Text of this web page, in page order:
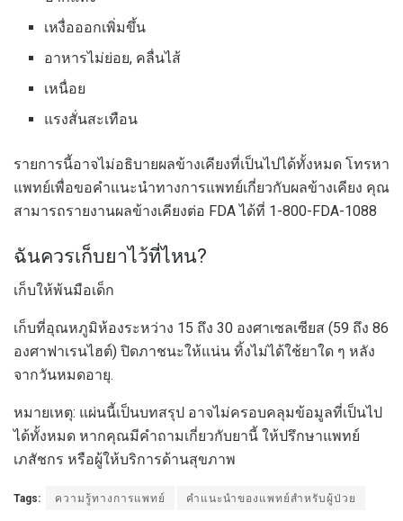
เหงื่อออกเพิ่มขึ้น
อาหารไม่ย่อย, คลื่นไส้
เหนื่อย
แรงสั่นสะเทือน
รายการนี้อาจไม่อธิบายผลข้างเคียงที่เป็นไปได้ทั้งหมด โทรหา
แพทย์เพื่อขอคำแนะนำทางการแพทย์เกี่ยวกับผลข้างเคียง คุณ
สามารถรายงานผลข้างเคียงต่อ FDA ได้ที่ 1-800-FDA-1088
ฉันควรเก็บยาไว้ที่ไหน?
เก็บให้พ้นมือเด็ก
เก็บที่อุณหภูมิห้องระหว่าง 15 ถึง 30 องศาเซลเซียส (59 ถึง 86
องศาฟาเรนไฮต์) ปิดภาชนะให้แน่น ทิ้งไม่ได้ใช้ยาใด ๆ หลัง
จากวันหมดอายุ.
หมายเหตุ: แผ่นนี้เป็นบทสรุป อาจไม่ครอบคลุมข้อมูลที่เป็นไป
ได้ทั้งหมด หากคุณมีคำถามเกี่ยวกับยานี้ ให้ปรึกษาแพทย์
เภสัชกร หรือผู้ให้บริการด้านสุขภาพ
Tags: ความรู้ทางการแพทย์ คำแนะนำของแพทย์สำหรับผู้ป่วย